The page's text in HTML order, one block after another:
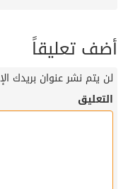
تعليقاً
لن يتم نشر عنوان بريدك
التعليق